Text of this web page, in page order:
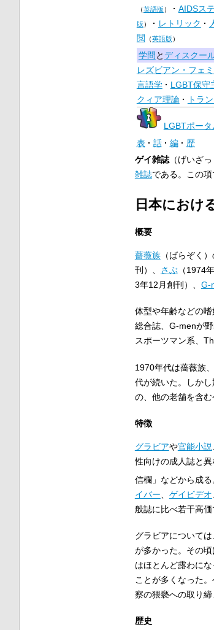
（英語版） AIDSス
版） レトリック
閲 （英語版）
学問 とディスクー
レズビアン・フェ
言語学
LGBT保守
クィア理論 トラ
LGBTポータ
表
話 編
歴
ゲイ雑誌（げいざ
雑誌である。この
日本におけ
概要
薔薇族（ばらぞく
刊）、 さぶ（1974
3年12月創刊）、 G-
体型や年齢などの
総合誌、G-menが
スポーツマン系、
1970年代は薔薇族
代が続いた。しか
の、他の老舗を含む
特徴
グラビアや官能小説
性向けの成人誌と
信欄」などから成
イバー
ゲイビデオ
般誌に比べ若干高
グラビアについて
が多かった。その
はほとんど露わに
ことが多くなった
察の猥褻への取り
歴史